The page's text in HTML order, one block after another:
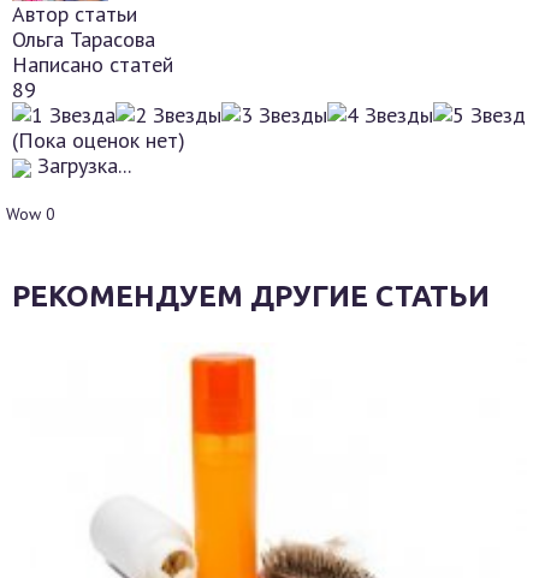
Автор статьи
Ольга Тарасова
Написано статей
89
(Пока оценок нет)
Загрузка...
Wow 0
РЕКОМЕНДУЕМ ДРУГИЕ СТАТЬИ